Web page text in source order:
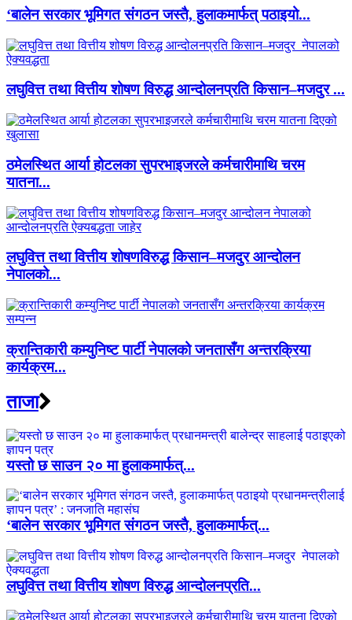
‘बालेन सरकार भूमिगत संगठन जस्तै, हुलाकमार्फत् पठाइयो...
लघुवित्त तथा वित्तीय शोषण विरुद्ध आन्दोलनप्रति किसान–मजदुर ...
ठमेलस्थित आर्या होटलका सुपरभाइजरले कर्मचारीमाथि चरम
यातना...
लघुवित्त तथा वित्तीय शोषणविरुद्ध किसान–मजदुर आन्दोलन
नेपालको...
क्रान्तिकारी कम्युनिष्ट पार्टी नेपालको जनतासँग अन्तरक्रिया
कार्यक्रम...
ताजा
यस्तो छ साउन २० मा हुलाकमार्फत्...
‘बालेन सरकार भूमिगत संगठन जस्तै, हुलाकमार्फत्...
लघुवित्त तथा वित्तीय शोषण विरुद्ध आन्दोलनप्रति...